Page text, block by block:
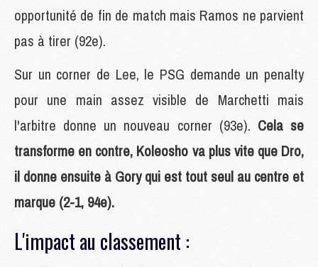
opportunité de fin de match mais Ramos ne parvient
pas à tirer (92e).
Sur un corner de Lee, le PSG demande un penalty
pour une main assez visible de Marchetti mais
l'arbitre donne un nouveau corner (93e). Cela se
transforme en contre, Koleosho va plus vite que Dro,
il donne ensuite à Gory qui est tout seul au centre et
marque (2-1, 94e).
L'impact au classement :